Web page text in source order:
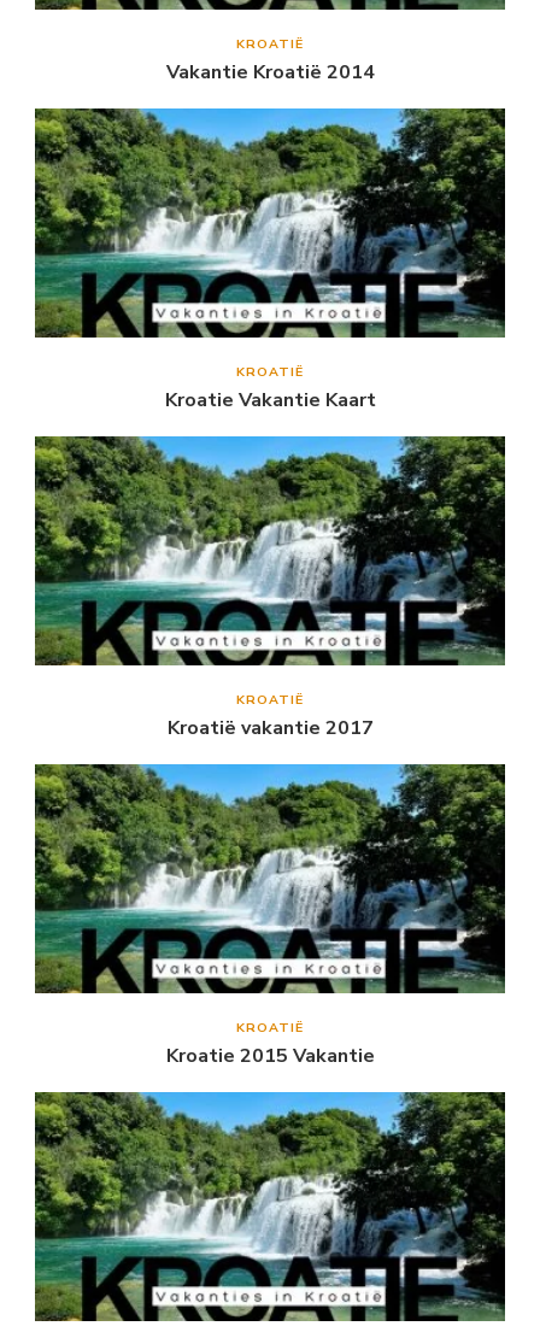
KROATIË
Vakantie Kroatië 2014
KROATIË
Kroatie Vakantie Kaart
KROATIË
Kroatië vakantie 2017
KROATIË
Kroatie 2015 Vakantie